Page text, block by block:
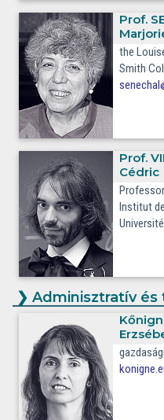
Prof.
the
Smith
senechal
Prof.
Cédric
Institut
❯ Adminisztratív